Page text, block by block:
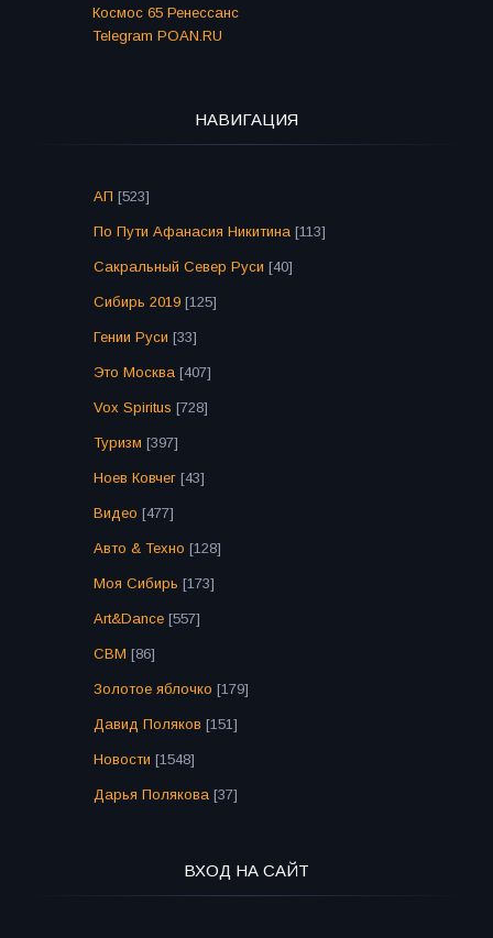
Космос 65 Ренессанс
Telegram POAN.RU
НАВИГАЦИЯ
АП [523]
По Пути Афанасия Никитина [113]
Сакральный Север Руси [40]
Сибирь 2019 [125]
Гении Руси [33]
Это Москва [407]
Vox Spiritus [728]
Туризм [397]
Ноев Ковчег [43]
Видео [477]
Авто & Техно [128]
Моя Сибирь [173]
Art&Dance [557]
СВМ [86]
Золотое яблочко [179]
Давид Поляков [151]
Новости [1548]
Дарья Полякова [37]
ВХОД НА САЙТ